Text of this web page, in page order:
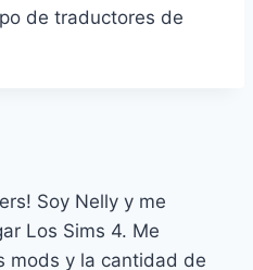
de traductores de
Soy Nelly y me
Los Sims 4. Me
mods y la cantidad de